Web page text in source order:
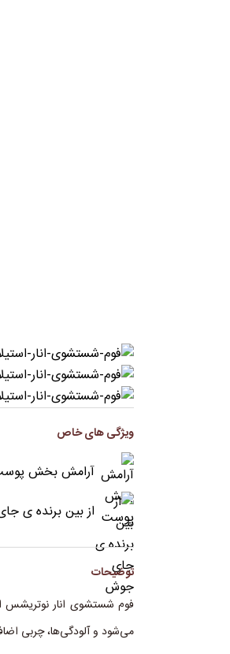
ویژگی های خاص
آرامش بخش
از بین برنده ی
توضیحات
فوم شستشوی انار
می‌شود و آلودگی‌ها، چربی